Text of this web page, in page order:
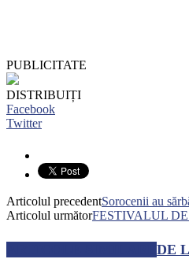
PUBLICITATE
DISTRIBUIȚI
Facebook
Twitter
Articolul precedentSorocenii au
Articolul următorFESTIVALUL
DE